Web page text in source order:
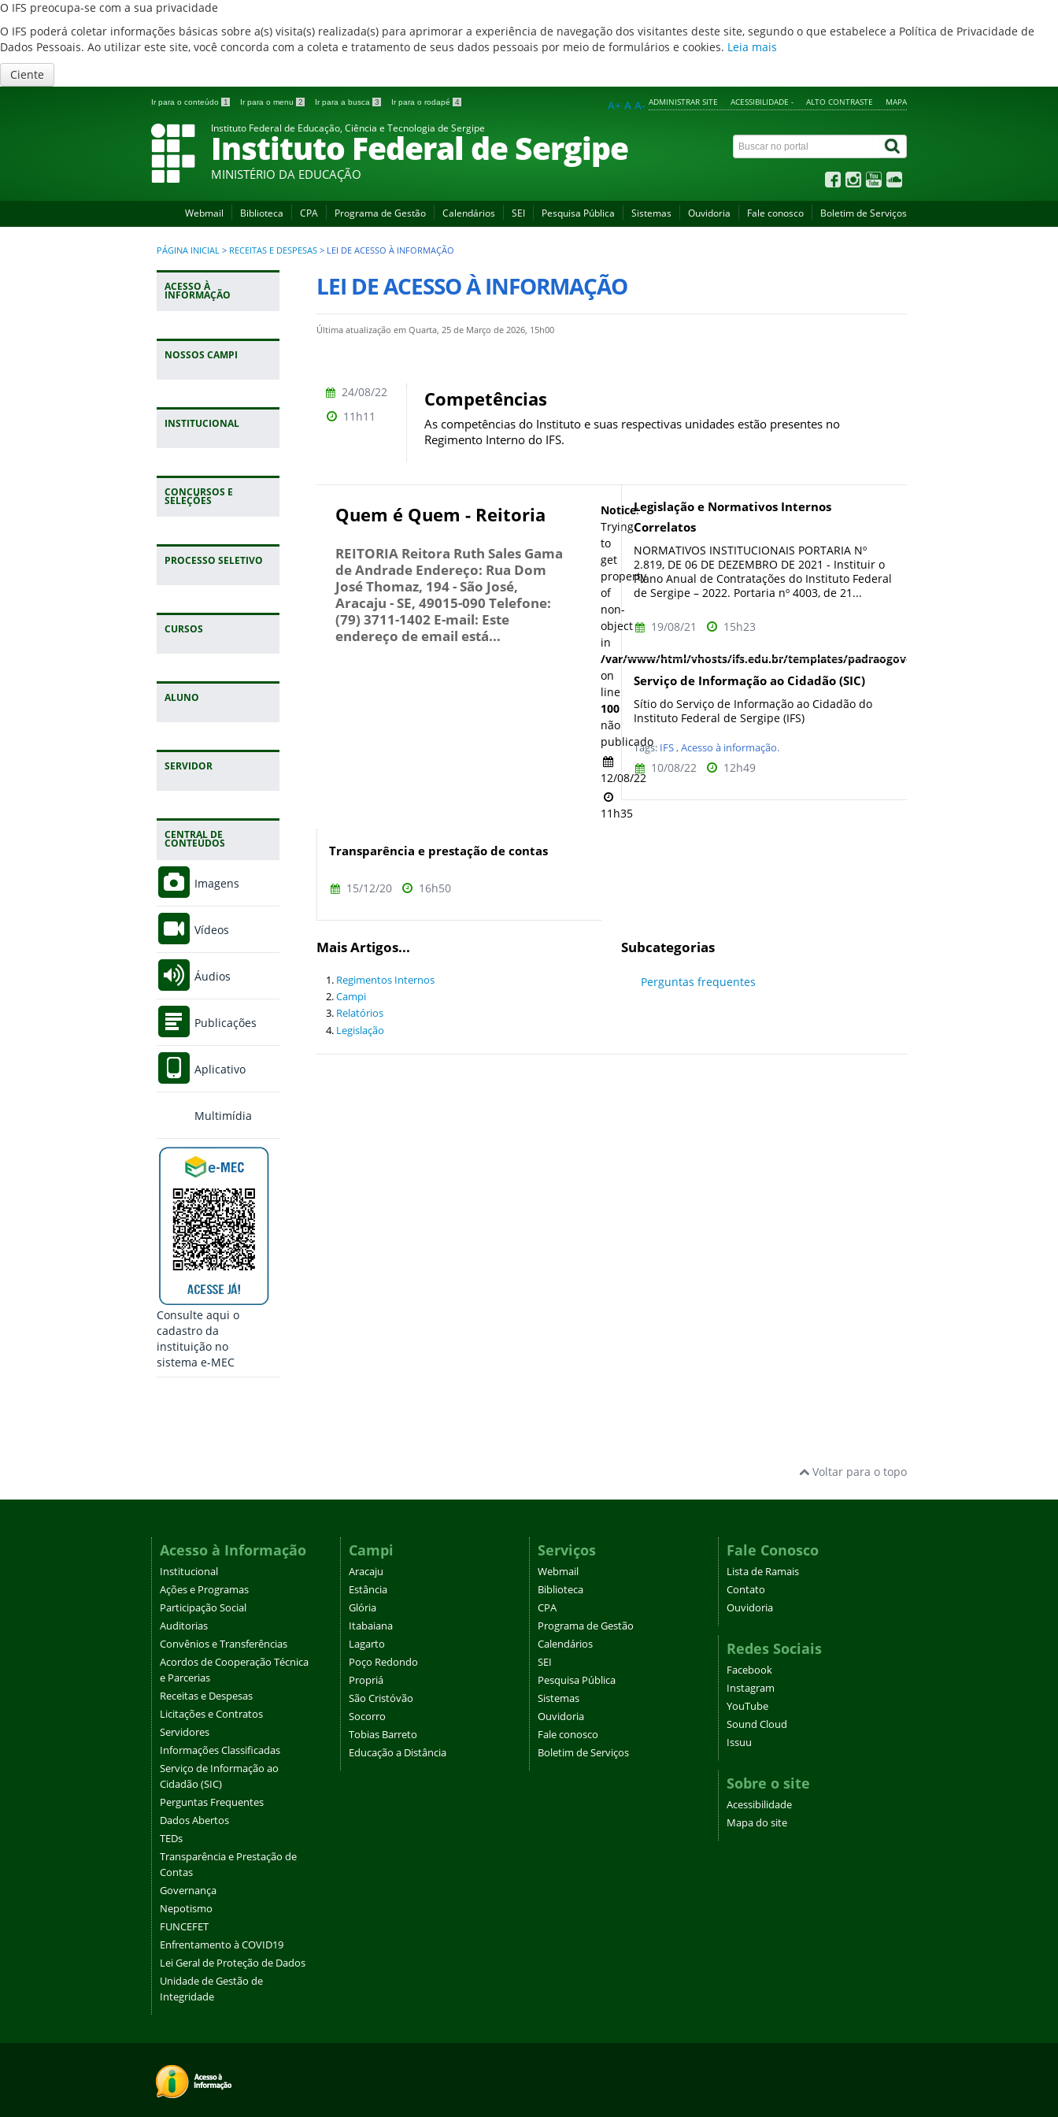
O IFS preocupa-se com a sua privacidade
O IFS poderá coletar informações básicas sobre a(s) visita(s) realizada(s) para aprimorar a experiência de navegação dos visitantes deste site, segundo o que estabelece a Política de Privacidade de
Dados Pessoais. Ao utilizar este site, você concorda com a coleta e tratamento de seus dados pessoais por meio de formulários e cookies. Leia mais
Ciente
Ir para o conteúdo 1 Ir para o menu 2 Ir para a busca 3 Ir para o rodapé 4 ADMINISTRAR SITE ACESSIBILIDADE - ALTO CONTRASTE MAPA
A+ A A-
Instituto Federal de Educação, Ciência e Tecnologia de Sergipe
Instituto Federal de Sergipe
MINISTÉRIO DA EDUCAÇÃO
Webmail Biblioteca CPA Programa de Gestão Calendários SEI Pesquisa Pública Sistemas Ouvidoria Fale conosco Boletim de Serviços
PÁGINA INICIAL > RECEITAS E DESPESAS > LEI DE ACESSO À INFORMAÇÃO
ACESSO À
INFORMAÇÃO
NOSSOS CAMPI
INSTITUCIONAL
CONCURSOS E
SELEÇÕES
PROCESSO SELETIVO
CURSOS
ALUNO
SERVIDOR
CENTRAL DE
CONTEÚDOS
Imagens
Vídeos
Áudios
Publicações
Aplicativo
Multimídia
Consulte aqui o
cadastro da
instituição no
sistema e-MEC
LEI DE ACESSO À INFORMAÇÃO
Última atualização em Quarta, 25 de Março de 2026, 15h00
Competências
As competências do Instituto e suas respectivas unidades estão presentes no
Regimento Interno do IFS.
24/08/22
11h11
Quem é Quem - Reitoria
REITORIA Reitora Ruth Sales Gama
de Andrade Endereço: Rua Dom
José Thomaz, 194 - São José,
Aracaju - SE, 49015-090 Telefone:
(79) 3711-1402 E-mail: Este
endereço de email está...
Notice:
Trying
to
get
property
of
non-
object
in
/var/www/html/vhosts/ifs.edu.br/templates/padraogoverno01/html/com_content/
on
line
100
não
publicado
12/08/22
11h35
Legislação e Normativos Internos
Correlatos
NORMATIVOS INSTITUCIONAIS PORTARIA Nº
2.819, DE 06 DE DEZEMBRO DE 2021 - Instituir o
Plano Anual de Contratações do Instituto Federal
de Sergipe – 2022. Portaria nº 4003, de 21...
19/08/21 15h23
Serviço de Informação ao Cidadão (SIC)
Sítio do Serviço de Informação ao Cidadão do
Instituto Federal de Sergipe (IFS)
Tags: IFS,Acesso à informação.
10/08/22 12h49
Transparência e prestação de contas
15/12/20 16h50
Mais Artigos...
Regimentos Internos
Campi
Relatórios
Legislação
Subcategorias
Perguntas frequentes
Voltar para o topo
Acesso à Informação
Institucional
Ações e Programas
Participação Social
Auditorias
Convênios e Transferências
Acordos de Cooperação Técnica
e Parcerias
Receitas e Despesas
Licitações e Contratos
Servidores
Informações Classificadas
Serviço de Informação ao
Cidadão (SIC)
Perguntas Frequentes
Dados Abertos
TEDs
Transparência e Prestação de
Contas
Governança
Nepotismo
FUNCEFET
Enfrentamento à COVID19
Lei Geral de Proteção de Dados
Unidade de Gestão de
Integridade
Campi
Aracaju
Estância
Glória
Itabaiana
Lagarto
Poço Redondo
Propriá
São Cristóvão
Socorro
Tobias Barreto
Educação a Distância
Serviços
Webmail
Biblioteca
CPA
Programa de Gestão
Calendários
SEI
Pesquisa Pública
Sistemas
Ouvidoria
Fale conosco
Boletim de Serviços
Fale Conosco
Lista de Ramais
Contato
Ouvidoria
Redes Sociais
Facebook
Instagram
YouTube
Sound Cloud
Issuu
Sobre o site
Acessibilidade
Mapa do site